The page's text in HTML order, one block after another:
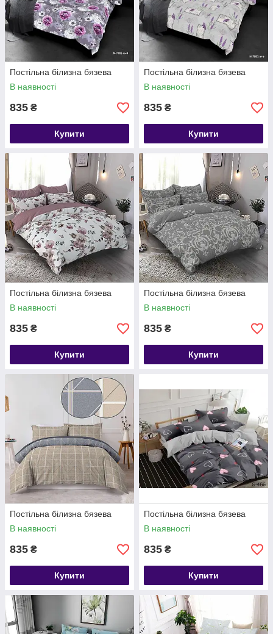
Постільна білизна бязева
В наявності
835 ₴
Купити
Постільна білизна бязева
В наявності
835 ₴
Купити
Постільна білизна бязева
В наявності
835 ₴
Купити
Постільна білизна бязева
В наявності
835 ₴
Купити
Постільна білизна бязева
В наявності
835 ₴
Купити
Постільна білизна бязева
В наявності
835 ₴
Купити